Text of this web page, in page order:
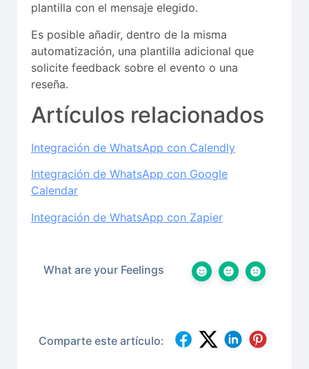
plantilla con el mensaje elegido.
Es posible añadir, dentro de la misma
automatización, una plantilla adicional que
solicite feedback sobre el evento o una
reseña.
Artículos relacionados
Integración de WhatsApp con Calendly
Integración de WhatsApp con Google
Calendar
Integración de WhatsApp con Zapier
What are your Feelings
Comparte este artículo: